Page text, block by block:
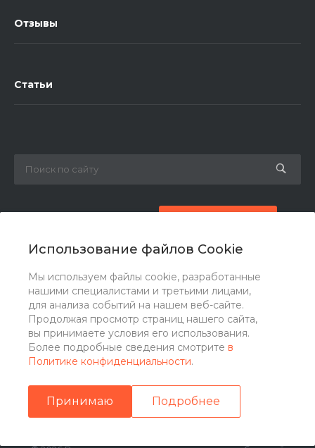
Использование файлов Cookie
Мы используем файлы cookie, разработанные
нашими специалистами и третьими лицами,
для анализа событий на нашем веб-сайте.
Продолжая просмотр страниц нашего сайта,
вы принимаете условия его использования.
Более подробные сведения смотрите в
Политике конфиденциальности.
Принимаю Подробнее
Отзывы
Статьи
zakaz@ogk-opora.ru
г. Москва, г. Москва, ул. 7-я Парковая, 24